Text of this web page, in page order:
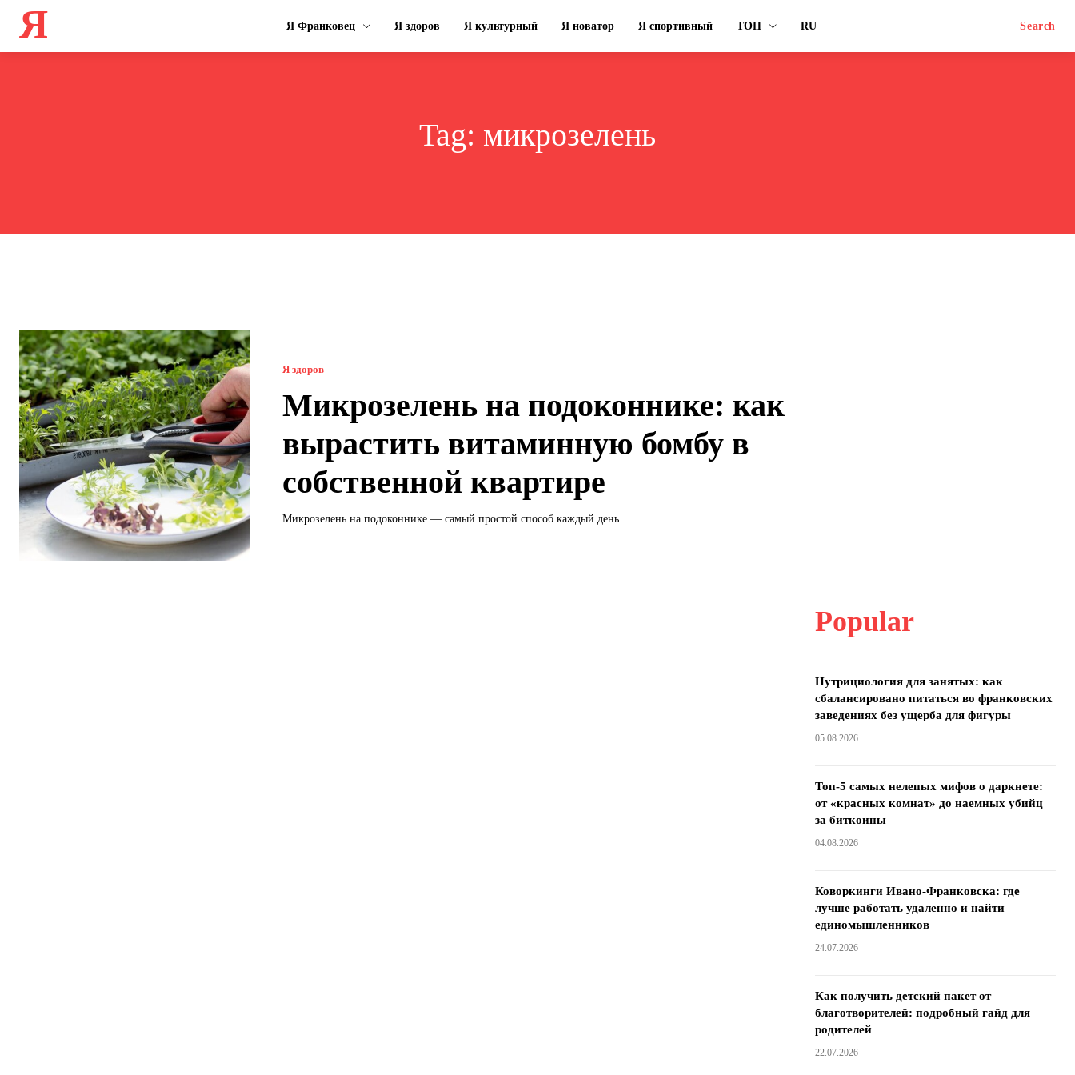
Я Я Франковец Я здоров Я культурный Я новатор Я спортивный ТОП RU Search
Tag: микрозелень
Я здоров
Микрозелень на подоконнике: как
вырастить витаминную бомбу в
собственной квартире
Микрозелень на подоконнике — самый простой способ каждый день...
Popular
Нутрициология для занятых: как
сбалансировано питаться во франковских
заведениях без ущерба для фигуры
05.08.2026
Топ-5 самых нелепых мифов о даркнете:
от «красных комнат» до наемных убийц
за биткоины
04.08.2026
Коворкинги Ивано-Франковска: где
лучше работать удаленно и найти
единомышленников
24.07.2026
Как получить детский пакет от
благотворителей: подробный гайд для
родителей
22.07.2026